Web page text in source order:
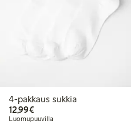
4-pakkaus sukkia
12,99€12,99 €
Luomupuuvilla